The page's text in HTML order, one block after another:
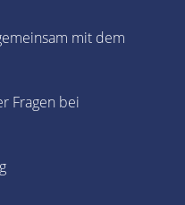
mit dem
Fragen bei